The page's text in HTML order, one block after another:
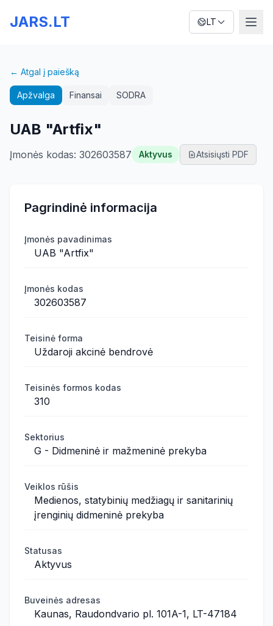
JARS.LT LT
← Atgal į paiešką
Apžvalga Finansai SODRA
UAB "Artfix"
Įmonės kodas: 302603587 Aktyvus Atsisiųsti PDF
Pagrindinė informacija
Įmonės pavadinimas
UAB "Artfix"
Įmonės kodas
302603587
Teisinė forma
Uždaroji akcinė bendrovė
Teisinės formos kodas
310
Sektorius
G - Didmeninė ir mažmeninė prekyba
Veiklos rūšis
Medienos, statybinių medžiagų ir sanitarinių
įrenginių didmeninė prekyba
Statusas
Aktyvus
Buveinės adresas
Kaunas, Raudondvario pl. 101A-1, LT-47184